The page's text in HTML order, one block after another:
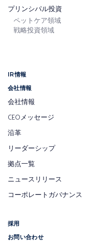
プリンシパル投資
ペットケア領域
戦略投資領域
IR情報
会社情報
会社情報
CEOメッセージ
沿革
リーダーシップ
拠点一覧
ニュースリリース
コーポレートガバナンス
採用
お問い合わせ